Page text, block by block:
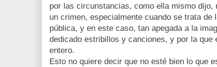
por las circunstancias, como ella mismo
un crimen, especialmente cuando se trata de
pública, y en este caso, tan apegada a la
dedicado estribillos y canciones, y por la que
entero.
Esto no quiere decir que no esté bien lo que